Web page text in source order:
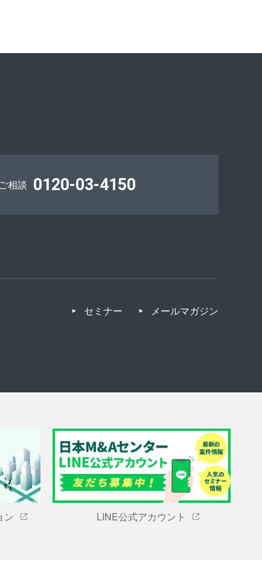
相談 0120-03-4150
セミナー メールマガジン
ン LINE公式アカウント